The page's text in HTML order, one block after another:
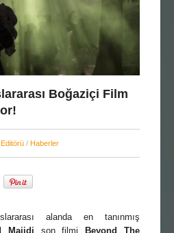
Boğaziçi Film
/ Haberler
alanda en tanınmış
Majidi son filmiBeyond The